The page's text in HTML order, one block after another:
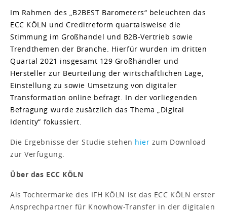
Im Rahmen des „B2BEST Barometers“ beleuchten das
ECC KÖLN und Creditreform quartalsweise die
Stimmung im Großhandel und B2B-Vertrieb sowie
Trendthemen der Branche. Hierfür wurden im dritten
Quartal 2021 insgesamt 129 Großhändler und
Hersteller zur Beurteilung der wirtschaftlichen Lage,
Einstellung zu sowie Umsetzung von digitaler
Transformation online befragt. In der vorliegenden
Befragung wurde zusätzlich das Thema „Digital
Identity“ fokussiert.
Die Ergebnisse der Studie stehen hier zum Download
zur Verfügung.
Über das ECC KÖLN
Als Tochtermarke des IFH KÖLN ist das ECC KÖLN erster
Ansprechpartner für Knowhow-Transfer in der digitalen